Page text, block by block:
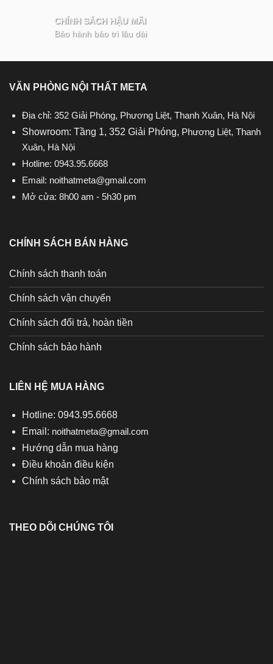
CHÍNH SÁCH HẬU MÃI
Bảo hành bảo trì lâu dài
VĂN PHÒNG NỘI THẤT META
Địa chỉ: 352 Giải Phóng, Phương Liệt, Thanh Xuân, Hà Nội
Showroom: Tầng 1, 352 Giải Phóng, Phương Liệt, Thanh
Xuân, Hà Nội
Hotline: 0943.95.6668
Email: noithatmeta@gmail.com
Mở cửa: 8h00 am - 5h30 pm
CHÍNH SÁCH BÁN HÀNG
Chính sách thanh toán
Chính sách vận chuyển
Chính sách đổi trả, hoàn tiền
Chính sách bảo hành
LIÊN HỆ MUA HÀNG
Hotline: 0943.95.6668
Email: noithatmeta@gmail.com
Hướng dẫn mua hàng
Điều khoản điều kiện
Chính sách bảo mật
THEO DÕI CHÚNG TÔI